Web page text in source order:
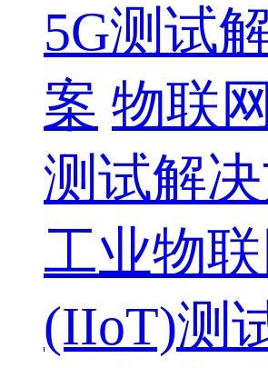
5G测试
案 物联
测试解
工业物联
(IIoT)测